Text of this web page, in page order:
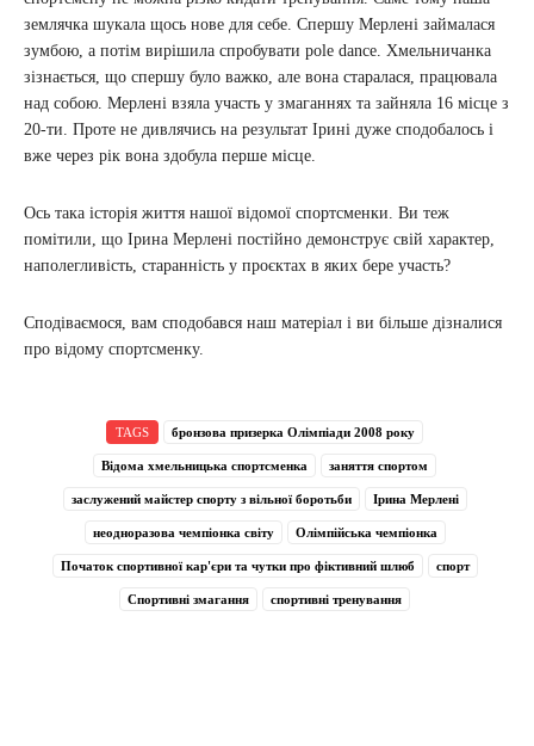
землячка шукала щось нове для себе. Спершу Мерлені займалася
зумбою, а потім вирішила спробувати pole dance. Хмельничанка
зізнається, що спершу було важко, але вона старалася, працювала
над собою. Мерлені взяла участь у змаганнях та зайняла 16 місце з
20-ти. Проте не дивлячись на результат Ірині дуже сподобалось і
вже через рік вона здобула перше місце.
Ось така історія життя нашої відомої спортсменки. Ви теж
помітили, що Ірина Мерлені постійно демонструє свій характер,
наполегливість, старанність у проєктах в яких бере участь?
Сподіваємося, вам сподобався наш матеріал і ви більше дізналися
про відому спортсменку.
TAGS бронзова призерка Олімпіади 2008 року
Відома хмельницька спортсменка заняття спортом
заслужений майстер спорту з вільної боротьби Ірина Мерлені
неодноразова чемпіонка світу Олімпійська чемпіонка
Початок спортивної кар'єри та чутки про фіктивний шлюб спорт
Спортивні змагання спортивні тренування